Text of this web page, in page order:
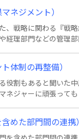
ネジメント）
、戦略に関わる『戦
理部門などの管理
いずれがうまくいっ
それを究明する手段
体制の再整備）
役割もあると聞いた
ネジャーに頑張って
。それを見直して
めた部門間の連携）